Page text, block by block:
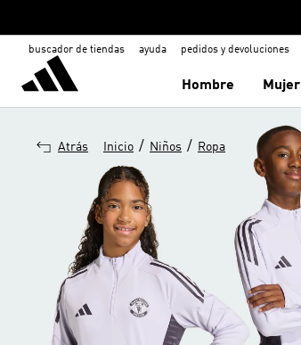
buscador de tiendas ayuda pedidos y devoluciones
Hombre Mujer
Atrás Inicio / Niños / Ropa